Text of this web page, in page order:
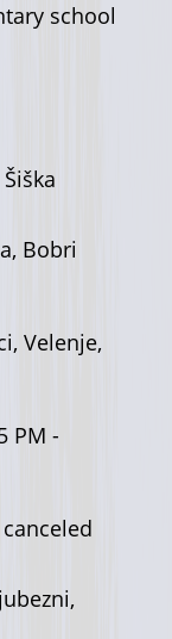
school
Bobri
Velenje,
PM -